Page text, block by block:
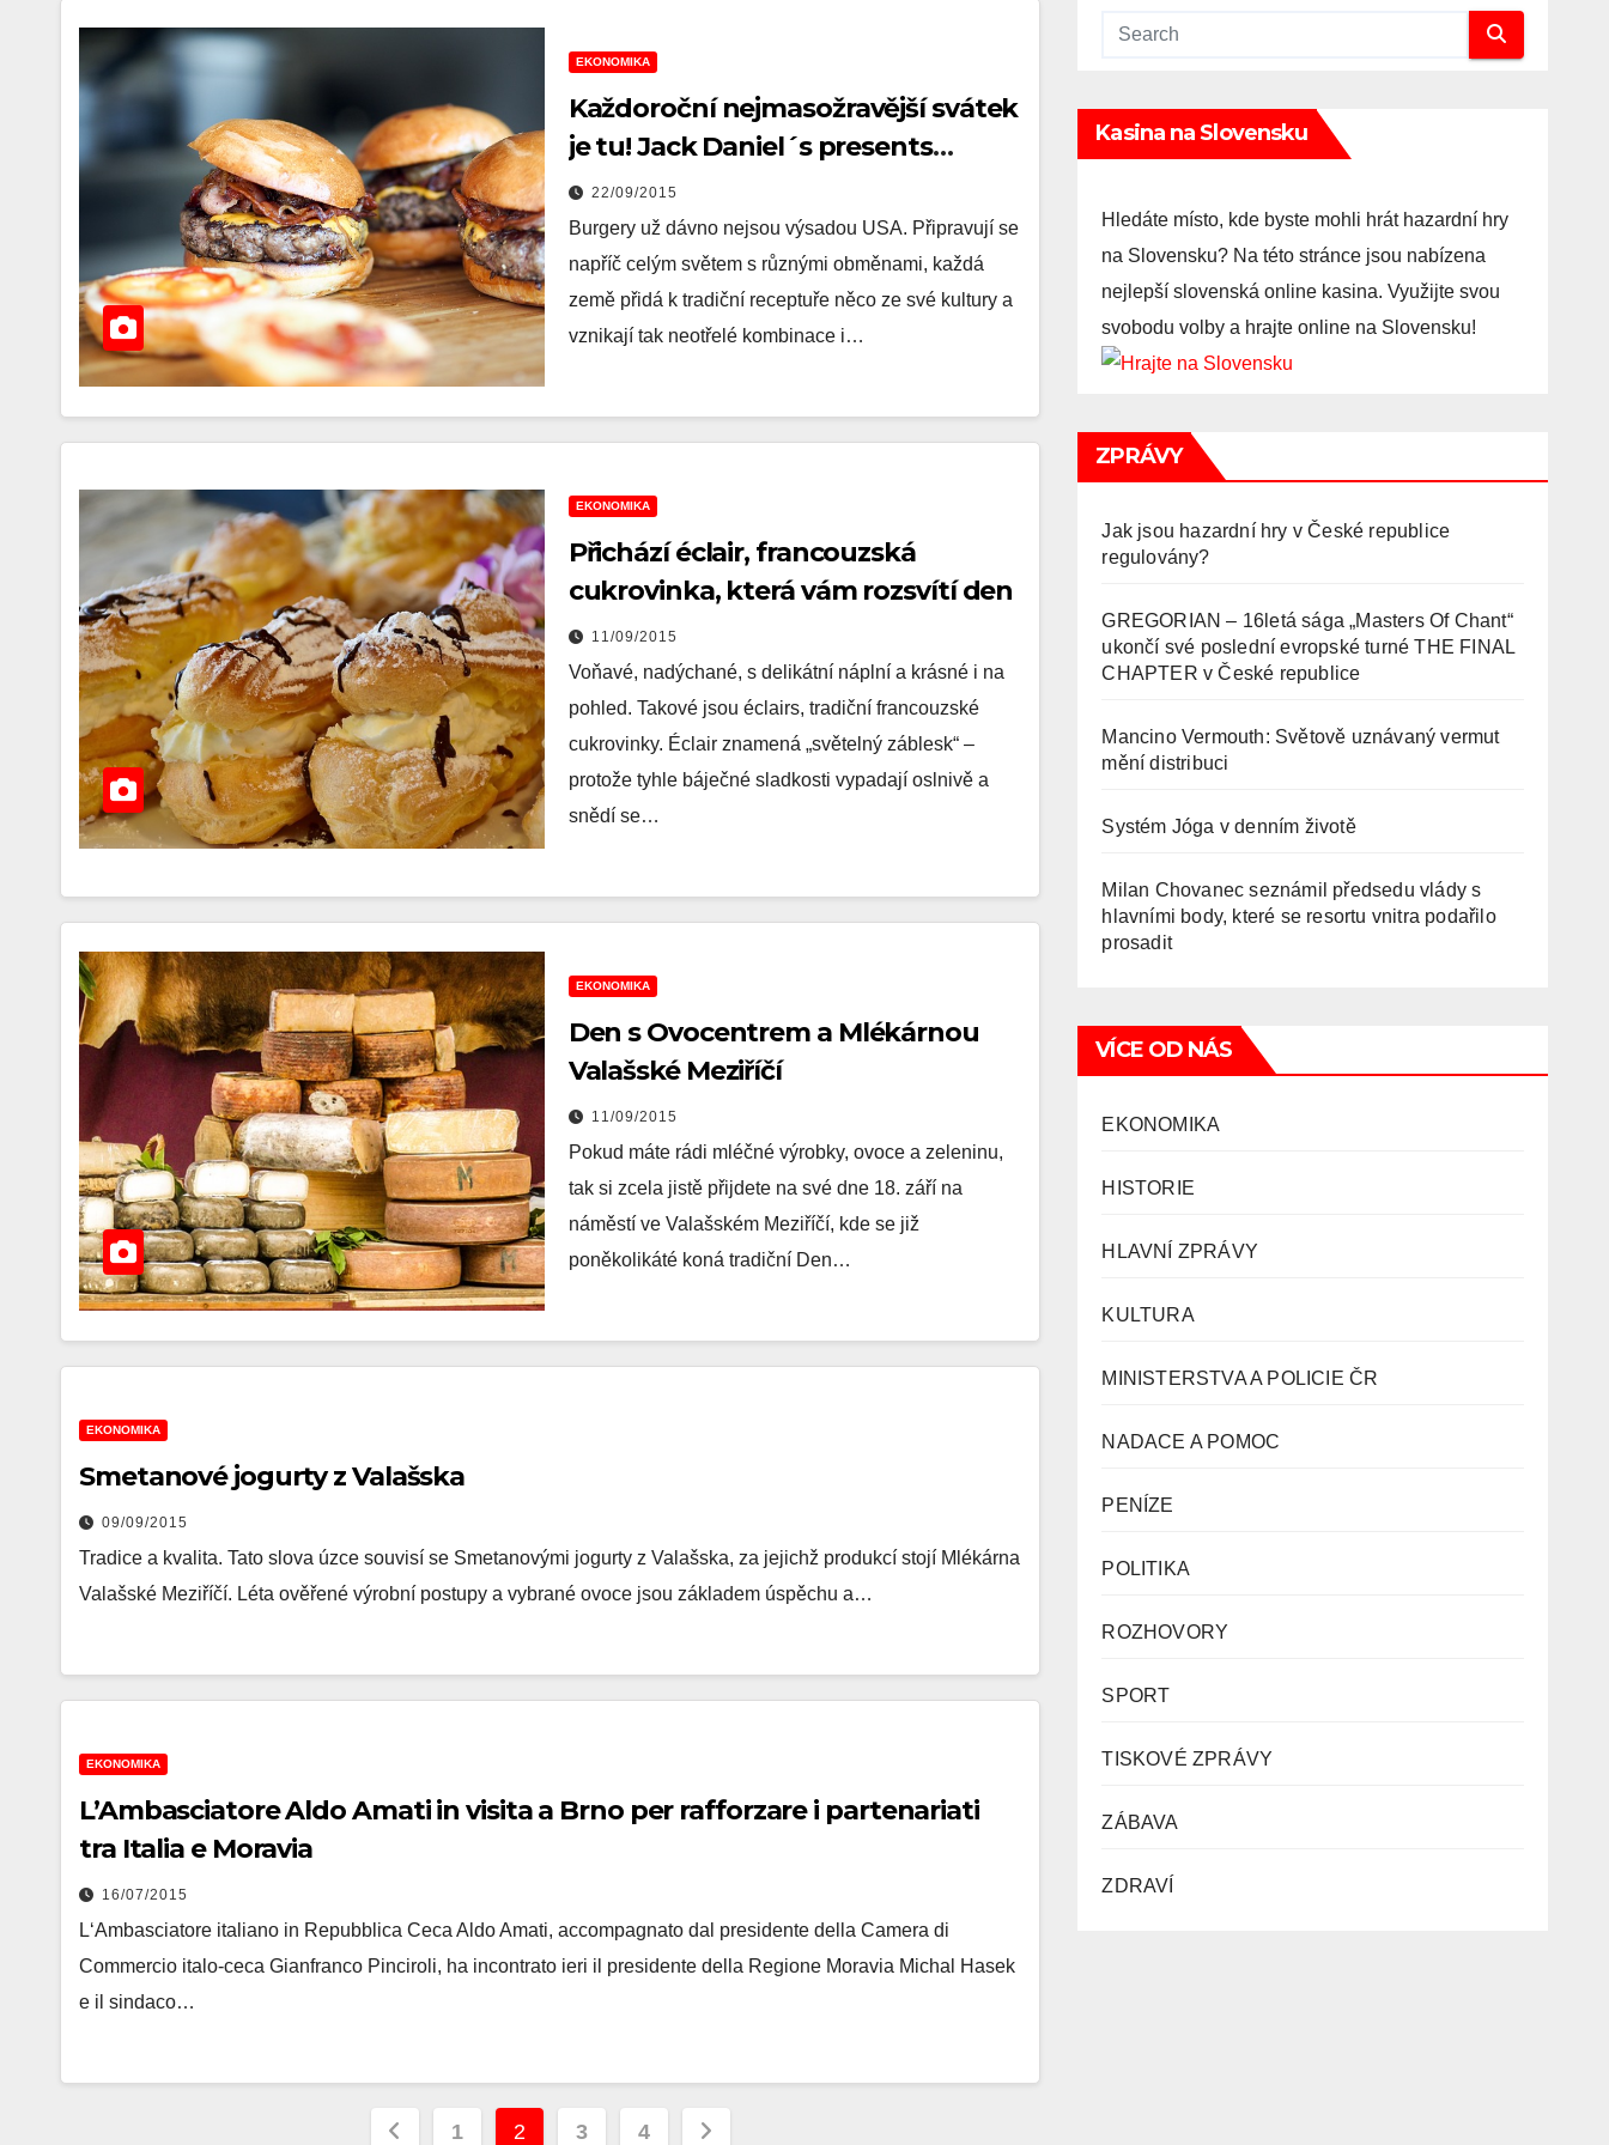
EKONOMIKA
Každoroční nejmasožravější svátek
je tu! Jack Daniel´s presents
Burgerfest 2015
22/09/2015
Burgery už dávno nejsou výsadou USA. Připravují se
napříč celým světem s různými obměnami, každá
země přidá k tradiční receptuře něco ze své kultury a
vznikají tak neotřelé kombinace i…
EKONOMIKA
Přichází éclair, francouzská
cukrovinka, která vám rozsvítí den
11/09/2015
Voňavé, nadýchané, s delikátní náplní a krásné i na
pohled. Takové jsou éclairs, tradiční francouzské
cukrovinky. Éclair znamená „světelný záblesk“ –
protože tyhle báječné sladkosti vypadají oslnivě a
snědí se…
EKONOMIKA
Den s Ovocentrem a Mlékárnou
Valašské Meziříčí
11/09/2015
Pokud máte rádi mléčné výrobky, ovoce a zeleninu,
tak si zcela jistě přijdete na své dne 18. září na
náměstí ve Valašském Meziříčí, kde se již
poněkolikáté koná tradiční Den…
EKONOMIKA
Smetanové jogurty z Valašska
09/09/2015
Tradice a kvalita. Tato slova úzce souvisí se Smetanovými jogurty z Valašska, za jejichž produkcí stojí Mlékárna
Valašské Meziříčí. Léta ověřené výrobní postupy a vybrané ovoce jsou základem úspěchu a…
EKONOMIKA
L’Ambasciatore Aldo Amati in visita a Brno per rafforzare i partenariati
tra Italia e Moravia
16/07/2015
L‘Ambasciatore italiano in Repubblica Ceca Aldo Amati, accompagnato dal presidente della Camera di
Commercio italo-ceca Gianfranco Pinciroli, ha incontrato ieri il presidente della Regione Moravia Michal Hasek
e il sindaco…
Posts
1 2 3 4
Kasina na Slovensku
Hledáte místo, kde byste mohli hrát hazardní hry
na Slovensku? Na této stránce jsou nabízena
nejlepší slovenská online kasina. Využijte svou
svobodu volby a hrajte online na Slovensku!
ZPRÁVY
Jak jsou hazardní hry v České republice
regulovány?
GREGORIAN – 16letá sága „Masters Of Chant“
ukončí své poslední evropské turné THE FINAL
CHAPTER v České republice
Mancino Vermouth: Světově uznávaný vermut
mění distribuci
Systém Jóga v denním životě
Milan Chovanec seznámil předsedu vlády s
hlavními body, které se resortu vnitra podařilo
prosadit
VÍCE OD NÁS
EKONOMIKA
HISTORIE
HLAVNÍ ZPRÁVY
KULTURA
MINISTERSTVA A POLICIE ČR
NADACE A POMOC
PENÍZE
POLITIKA
ROZHOVORY
SPORT
TISKOVÉ ZPRÁVY
ZÁBAVA
ZDRAVÍ